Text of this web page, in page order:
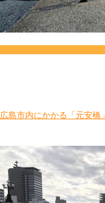
広島市内にかかる「元安橋」